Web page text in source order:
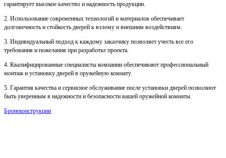
гарантирует высокое качество и надежность продукции.
2. Использование современных технологий и материалов обеспечивает
долговечность и стойкость дверей к взлому и внешним воздействиям.
3. Индивидуальный подход к каждому заказчику позволяет учесть все его
требования и пожелания при разработке проекта.
4. Квалифицированные специалисты компании обеспечивают профессиональный
монтаж и установку дверей в оружейную комнату.
5. Гарантия качества и сервисное обслуживание после установки дверей позволяют
быть уверенным в надежности и безопасности вашей оружейной комнаты.
Бронеконструкции